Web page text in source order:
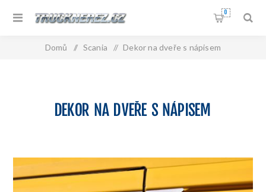
0
Domů / Scania / Dekor na dveře s nápisem
DEKOR NA DVEŘE S NÁPISEM